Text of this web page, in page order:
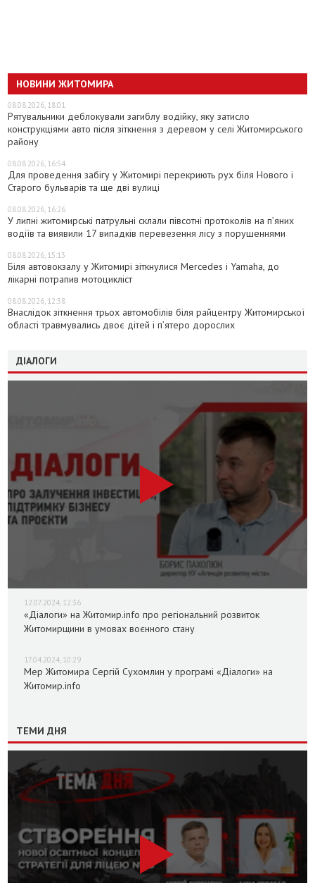
НОВИНИ ЖИТОМИРА
08.08.2026, 18:01
Рятувальники деблокували загиблу водійку, яку затисло
конструкціями авто після зіткнення з деревом у селі Житомирського
району
08.08.2026, 16:54
Для проведення забігу у Житомирі перекриють рух біля Нового і
Старого бульварів та ще дві вулиці
08.08.2026, 16:26
У липні житомирські патрульні склали півсотні протоколів на пʼяних
водіїв та виявили 17 випадків перевезення лісу з порушеннями
08.08.2026, 15:13
Біля автовокзалу у Житомирі зіткнулися Mercedes і Yamaha, до
лікарні потрапив мотоцикліст
08.08.2026, 12:38
Внаслідок зіткнення трьох автомобілів біля райцентру Житомирської
області травмувались двоє дітей і пʼятеро дорослих
ДІАЛОГИ
12.07.2024, 12:36
«Діалоги» на Житомир.info про регіональний розвиток
Житомирщини в умовах воєнного стану
17.04.2024, 10:29
Мер Житомира Сергій Сухомлин у програмі «Діалоги» на
Житомир.info
ТЕМИ ДНЯ